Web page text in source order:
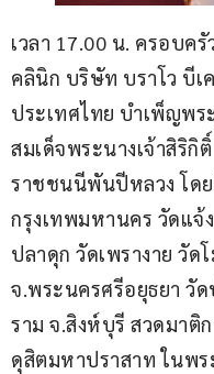
เวลา 17.00 น. ครอบค
คลินิก บริษัท บราโว บีเ
ประเทศไทย บำเพ็ญพ
สมเด็จพระนางเจ้าสิริ
ราชชนนีพันปีหลวง โด
กรุงเทพมหานคร วัดแจ้
ปลาดุก วัดเพรางาย วั
จ.พระนครศรีอยุธยา วั
ราม จ.สิงห์บุรี สวดมา
ดุสิตมหาปราสาท ในพร